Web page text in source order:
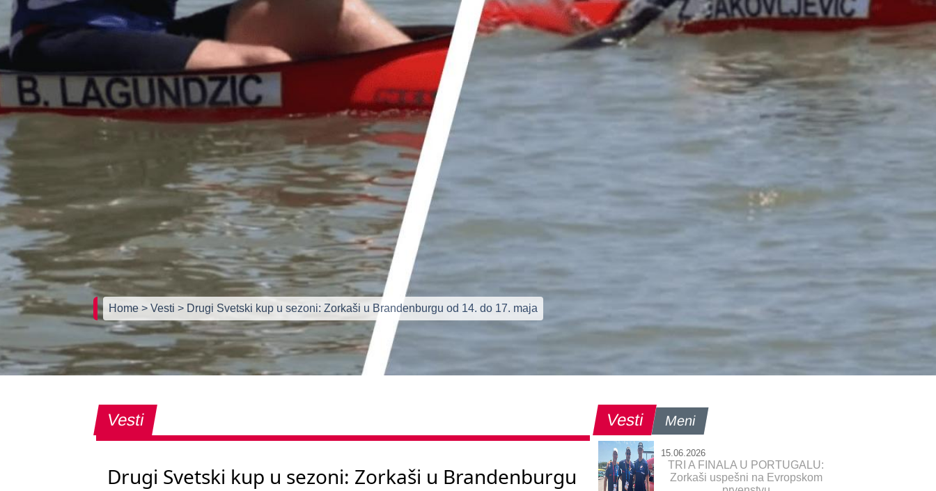
Home> Vesti> Drugi Svetski kup u sezoni: Zorkaši u Brandenburgu od 14. do 17. maja
Vesti
Drugi Svetski kup u sezoni: Zorkaši u Brandenburgu
Vesti Meni
15.06.2026
TRI A FINALA U PORTUGALU:
Zorkaši uspešni na Evropskom